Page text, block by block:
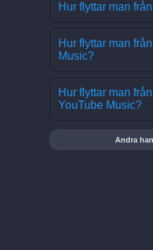
Hur flyttar man
Hur flyttar man
Music?
Hur flyttar man
YouTube Music?
Andra